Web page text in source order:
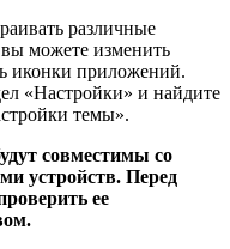
различные
можете изменить
иконки приложений.
«Настройки» и найдите
темы».
совместимы со
устройств. Перед
ее